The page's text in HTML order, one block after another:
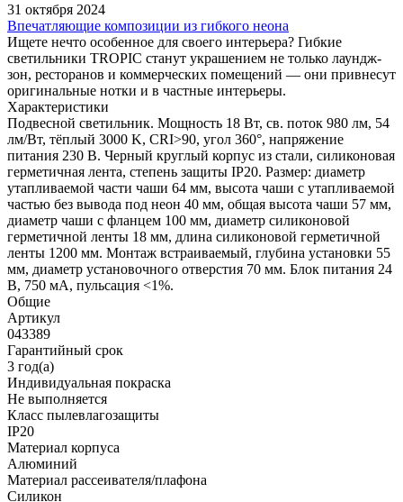
31 октября 2024
Впечатляющие композиции из гибкого неона
Ищете нечто особенное для своего интерьера? Гибкие
светильники TROPIC станут украшением не только лаундж-
зон, ресторанов и коммерческих помещений — они привнесут
оригинальные нотки и в частные интерьеры.
Характеристики
Подвесной светильник. Мощность 18 Вт, св. поток 980 лм, 54
лм/Вт, тёплый 3000 K, CRI>90, угол 360°, напряжение
питания 230 В. Черный круглый корпус из стали, силиконовая
герметичная лента, степень защиты IP20. Размер: диаметр
утапливаемой части чаши 64 мм, высота чаши с утапливаемой
частью без вывода под неон 40 мм, общая высота чаши 57 мм,
диаметр чаши с фланцем 100 мм, диаметр силиконовой
герметичной ленты 18 мм, длина силиконовой герметичной
ленты 1200 мм. Монтаж встраиваемый, глубина установки 55
мм, диаметр установочного отверстия 70 мм. Блок питания 24
В, 750 мА, пульсация <1%.
Общие
Артикул
043389
Гарантийный срок
3 год(а)
Индивидуальная покраска
Не выполняется
Класс пылевлагозащиты
IP20
Материал корпуса
Алюминий
Материал рассеивателя/плафона
Силикон